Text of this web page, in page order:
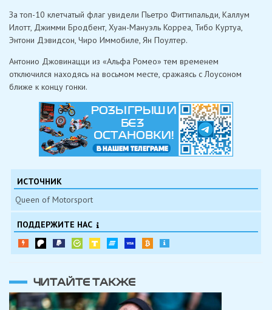
За топ-10 клетчатый флаг увидели Пьетро Фиттипальди, Каллум
Илотт, Джимми Бродбент, Хуан-Мануэль Корреа, Тибо Куртуа,
Энтони Дэвидсон, Чиро Иммобиле, Ян Поултер.
Антонио Джовинацци из «Альфа Ромео» тем временем
отключился находясь на восьмом месте, сражаясь с Лоусоном
ближе к концу гонки.
ИСТОЧНИК
Queen of Motorsport
ПОДДЕРЖИТЕ НАС
ЧИТАЙТЕ ТАКЖЕ